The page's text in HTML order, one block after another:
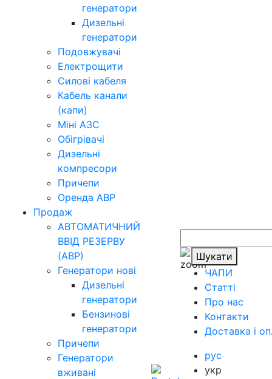
генератори
Дизельні
генератори
Подовжувачі
Електрощити
Силові кабеля
Кабель канали
(капи)
Міні АЗС
Обігрівачі
Дизельні
компресори
Причепи
Оренда АВР
Продаж
АВТОМАТИЧНИЙ
ВВІД РЕЗЕРВУ
(АВР)
Генератори нові
Дизельні
генератори
Бензинові
генератори
Причепи
Генератори
вживані
Шукати
ЧАПИ
Статті
Про нас
Контакти
Доставка і
рус
укр